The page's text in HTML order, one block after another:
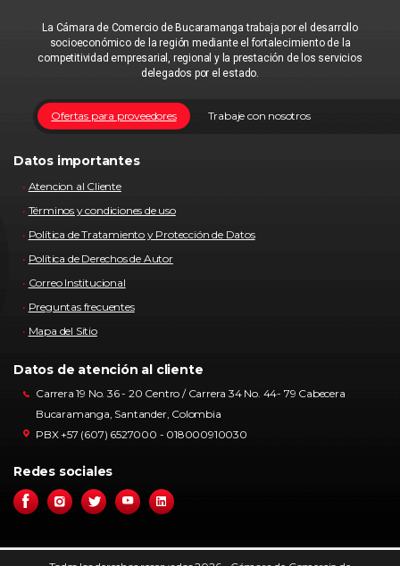
La Cámara de Comercio de Bucaramanga trabaja por el desarrollo
socioeconómico de la región mediante el fortalecimiento de la
competitividad empresarial, regional y la prestación de los servicios
delegados por el estado.
Trabaje con nosotros
Ofertas para proveedores
Datos importantes
Atencion al Cliente
Términos y condiciones de uso
Política de Tratamiento y Protección de Datos
Política de Derechos de Autor
Correo Institucional
Preguntas frecuentes
Mapa del Sitio
Datos de atención al cliente
Carrera 19 No. 36 - 20 Centro / Carrera 34 No. 44- 79 Cabecera
Bucaramanga, Santander, Colombia
PBX +57 (607) 6527000 - 018000910030
Redes sociales